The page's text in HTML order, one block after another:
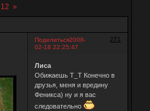
12 »
Поделиться 271
2008-
02-18 22:25:47
Лиса
Обижаешь Т_Т Конечно в
друзья, меня и вредину
Феникса) ну и я вас
следовательно